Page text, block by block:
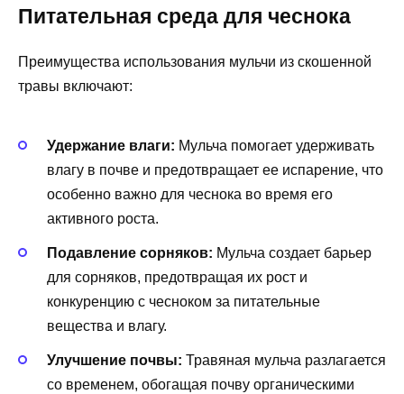
Питательная среда для чеснока
Преимущества использования мульчи из скошенной
травы включают:
Удержание влаги: Мульча помогает удерживать
влагу в почве и предотвращает ее испарение, что
особенно важно для чеснока во время его
активного роста.
Подавление сорняков: Мульча создает барьер
для сорняков, предотвращая их рост и
конкуренцию с чесноком за питательные
вещества и влагу.
Улучшение почвы: Травяная мульча разлагается
со временем, обогащая почву органическими